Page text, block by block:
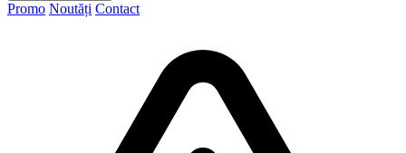
Promo Noutăți Contact